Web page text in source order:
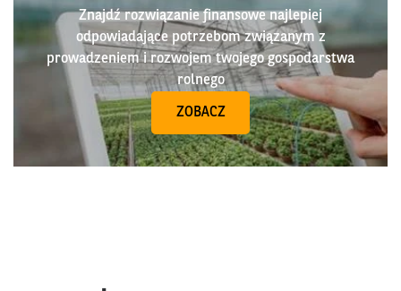
Znajdź rozwiązanie finansowe najlepiej
odpowiadające potrzebom związanym z
prowadzeniem i rozwojem twojego gospodarstwa
rolnego
ZOBACZ